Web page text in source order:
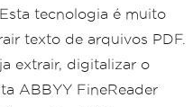
tecnologia é muito
texto de arquivos PDF.
extrair, digitalizar o
ABBYY FineReader